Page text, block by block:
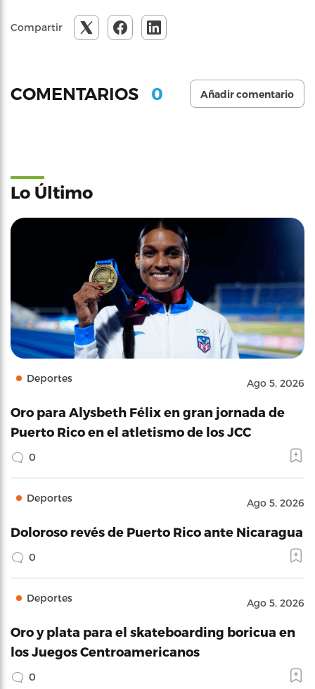
Compartir
COMENTARIOS 0 Añadir comentario
Lo Último
Deportes Ago 5, 2026
Oro para Alysbeth Félix en gran jornada de
Puerto Rico en el atletismo de los JCC
0
Deportes Ago 5, 2026
Doloroso revés de Puerto Rico ante Nicaragua
0
Deportes Ago 5, 2026
Oro y plata para el skateboarding boricua en
los Juegos Centroamericanos
0